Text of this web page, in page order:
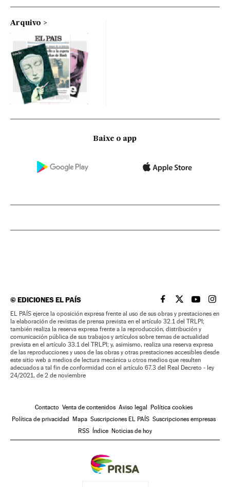
Arquivo
Baixe o app
©EDICIONES EL PAÍS EL PAÍS BRASIL EN
EL PAÍSEL PAÍS
EL
EL PAÍS ejerce la oposición expresa frente al uso de sus obras y prestaciones en
la elaboración de revistas de prensa prevista en el artículo 32.1 del TRLPI;
también realiza la reserva expresa frente a la reproducción, distribución y
comunicación pública de sus trabajos y artículos sobre temas de actualidad
prevista en el artículo 33.1 del TRLPI; y, asimismo, realiza una reserva expresa
de las reproducciones y usos de las obras y otras prestaciones accesibles desde
este sitio web a medios de lectura mecánica u otros medios que resulten
adecuados a tal fin de conformidad con el artículo 67.3 del Real Decreto - ley
24/2021, de 2 de noviembre
Contacto Venta de contenidos Aviso legal
Política cookies
Política de privacidad
Mapa Suscripciones EL PAÍS Suscripciones empresas
RSS
Índice Noticias de hoy